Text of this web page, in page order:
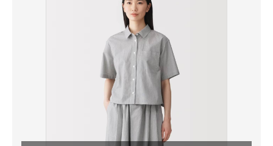
モノづくり技術者専門サイト
エレクトロニクス専門サイト
エネルギーの専門メディア
建設×テクノロジーの最前線
ちょっと気になるネットの話題